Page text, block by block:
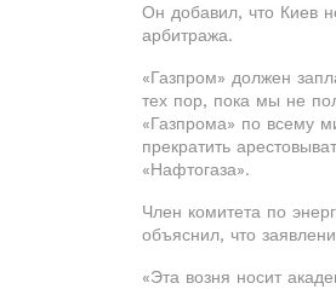
Он добавил, что Киев
арбитража.
«Газпром» должен
тех пор, пока мы не
«Газпрома» по всему
прекратить
«Нафтогаза».
Член комитета по
объяснил, что
«Эта возня носит